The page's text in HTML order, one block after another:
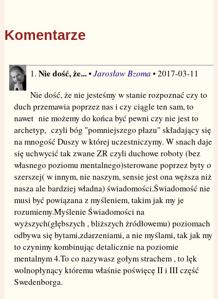
Komentarze
1. Nie dość, że...•Jarosław Bzoma • 2017-03-11
Nie dość, że nie jesteśmy w stanie rozpoznać czy to
duch przemawia poprzez nas i czy ciągle ten sam, to
nawet nie możemy do końca być pewni czy nie jest to
archetyp, czyli bóg "pomniejszego płazu" składający się
na mnogość Duszy w której uczestniczymy. W snach daje
się uchwycić tak zwane ZR czyli duchowe roboty (bez
własnego poziomu mentalnego)sterowane poprzez byty o
szerszej( w innym, nie naszym, sensie jest ona węższa niż
nasza ale bardziej władna) świadomości.Świadomość nie
musi być powiązana z myśleniem, takim jak my je
rozumiemy.Myślenie Świadomości na
wyższych(głębszych , bliższych żródłowemu) poziomach
odbywa się bytami,zdarzeniami, a nie myślami, tak jak my
to czynimy kombinując detalicznie na poziomie
mentalnym 4.To co nazywasz gołym strachem , to lęk
wolnopłynący któremu właśnie poświęcę II i III część
Swedenborga.